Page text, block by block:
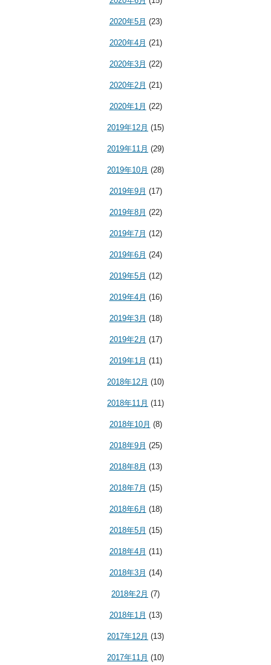
2020年5月 (23)
2020年4月 (21)
2020年3月 (22)
2020年2月 (21)
2020年1月 (22)
2019年12月 (15)
2019年11月 (29)
2019年10月 (28)
2019年9月 (17)
2019年8月 (22)
2019年7月 (12)
2019年6月 (24)
2019年5月 (12)
2019年4月 (16)
2019年3月 (18)
2019年2月 (17)
2019年1月 (11)
2018年12月 (10)
2018年11月 (11)
2018年10月 (8)
2018年9月 (25)
2018年8月 (13)
2018年7月 (15)
2018年6月 (18)
2018年5月 (15)
2018年4月 (11)
2018年3月 (14)
2018年2月 (7)
2018年1月 (13)
2017年12月 (13)
2017年11月 (10)